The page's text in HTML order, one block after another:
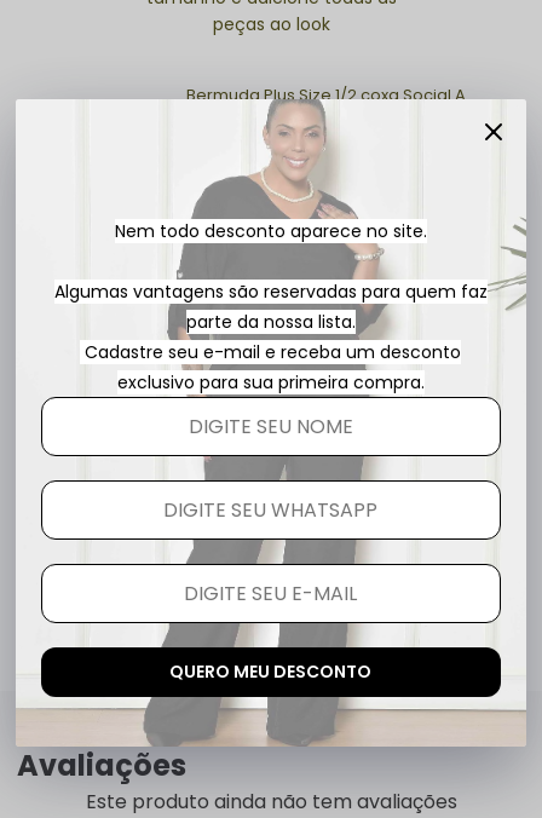
peças ao look
Bermuda Plus Size 1/2 coxa Social Azul Luana
R$ 99,90
sem juros
Regata Plus Size Branca Camila
R$ 89,90R$ 49,90
R$ 149,80
Avaliações
Este produto ainda não tem avaliações
Nem todo desconto aparece no site.
Algumas vantagens são reservadas para quem faz
parte da nossa lista.
Cadastre seu e-mail e receba um desconto
exclusivo para sua primeira compra.
QUERO MEU DESCONTO